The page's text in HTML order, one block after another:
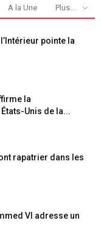
A la Une Plus...
pointe la
la
Unis de la...
rapatrier dans les
VI adresse un